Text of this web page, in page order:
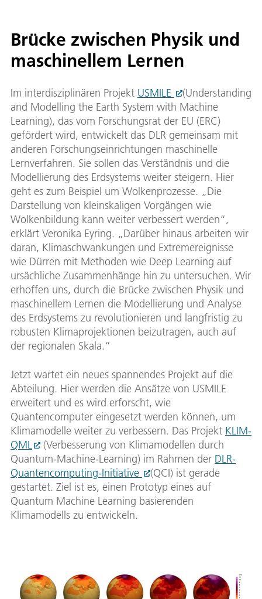
Brücke zwischen Physik und
maschinellem Lernen
Im interdisziplinären Projekt USMILE
(Understanding
and Modelling the Earth System with Machine
Learning), das vom Forschungsrat der EU (ERC)
gefördert wird, entwickelt das DLR gemeinsam mit
anderen Forschungseinrichtungen maschinelle
Lernverfahren. Sie sollen das Verständnis und die
Modellierung des Erdsystems weiter steigern. Hier
geht es zum Beispiel um Wolkenprozesse. „Die
Darstellung von kleinskaligen Vorgängen wie
Wolkenbildung kann weiter verbessert werden“,
erklärt Veronika Eyring. „Darüber hinaus arbeiten wir
daran, Klimaschwankungen und Extremereignisse
wie Dürren mit Methoden wie Deep Learning auf
ursächliche Zusammenhänge hin zu untersuchen. Wir
erhoffen uns, durch die Brücke zwischen Physik und
maschinellem Lernen die Modellierung und Analyse
des Erdsystems zu revolutionieren und langfristig zu
robusten Klimaprojektionen beizutragen, auch auf
der regionalen Skala.“
Jetzt wartet ein neues spannendes Projekt auf die
Abteilung. Hier werden die Ansätze von USMILE
erweitert und es wird erforscht, wie
Quantencomputer eingesetzt werden können, um
Klimamodelle weiter zu verbessern. Das Projekt KLIM-
QML
(Verbesserung von Klimamodellen durch
Quantum-Machine-Learning) im Rahmen der DLR-
Quantencomputing-Initiative
(QCI) ist gerade
gestartet. Ziel ist es, einen Prototyp eines auf
Quantum Machine Learning basierenden
Klimamodells zu entwickeln.